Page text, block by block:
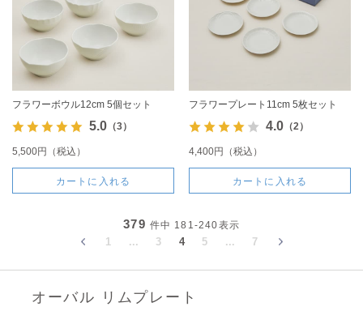
フラワーボウル12cm 5個セット
5.0（3）
5,500円（税込）
カートに入れる
フラワープレート11cm 5枚セット
4.0（2）
4,400円（税込）
カートに入れる
379 件中 181-240表示
1 ... 3 4 5 ... 7
オーバル リムプレート